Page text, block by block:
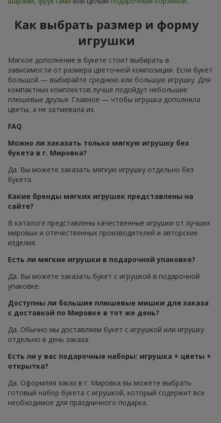
Как выбрать размер и форму
игрушки
Мягкое дополнение в букете стоит выбирать в
зависимости от размера цветочной композиции. Если букет
большой — выбирайте среднюю или большую игрушку. Для
компактных комплектов лучше подойдут небольшие
плюшевые друзья. Главное — чтобы игрушка дополняла
цветы, а не затмевала их.
FAQ
Можно ли заказать только мягкую игрушку без
букета в г. Мировка?
Да. Вы можете заказать мягкую игрушку отдельно без
букета.
Какие бренды мягких игрушек представлены на
сайте?
В каталоге представлены качественные игрушки от лучших
мировых и отечественных производителей и авторские
изделия.
Есть ли мягкие игрушки в подарочной упаковке?
Да. Вы можете заказать букет с игрушкой в подарочной
упаковке.
Доступны ли большие плюшевые мишки для заказа
с доставкой по Мировке в тот же день?
Да. Обычно мы доставляем букет с игрушкой или игрушку
отдельно в день заказа.
Есть ли у вас подарочные наборы: игрушка + цветы +
открытка?
Да. Оформляя заказ в г. Мировка вы можете выбрать
готовый набор букета с игрушкой, который содержит все
необходимое для праздничного подарка.